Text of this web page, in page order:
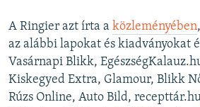
A Ringier azt írta a közleményében
az alábbi lapokat és kiadványokat
Vasárnapi Blikk,
Kiskegyed Extra, Glamour, Blikk
Rúzs Online, Auto Bild,